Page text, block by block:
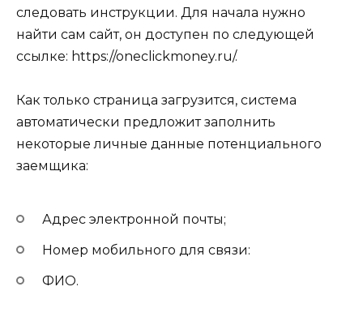
следовать инструкции. Для начала нужно
найти сам сайт, он доступен по следующей
ссылке: https://oneclickmoney.ru/.
Как только страница загрузится, система
автоматически предложит заполнить
некоторые личные данные потенциального
заемщика:
Адрес электронной почты;
Номер мобильного для связи:
ФИО.